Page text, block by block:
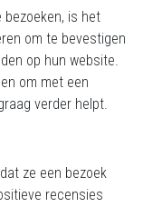
bezoeken, is het
om te bevestigen
op hun website.
om met een
verder helpt.
ze een bezoek
recensies